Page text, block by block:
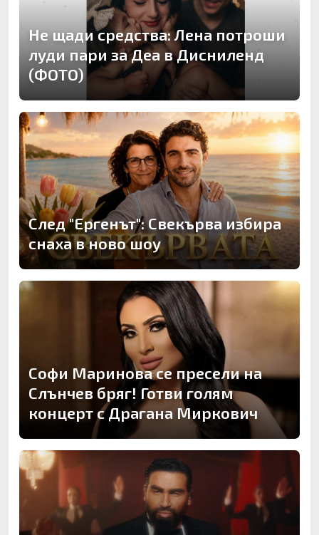
Не щади средства: Лена потроши
луди пари за Деа в Дисниленд
(ФОТО)
След "Ергенът": Свекърва избира
снаха в ново шоу
Софи Маринова се пресели на
Слънчев бряг! Готви голям
концерт с Драгана Миркович